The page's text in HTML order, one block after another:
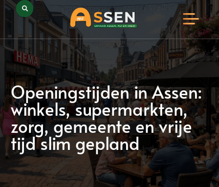
Openingstijden in Assen:
winkels, supermarkten,
zorg, gemeente en vrije
tijd slim gepland